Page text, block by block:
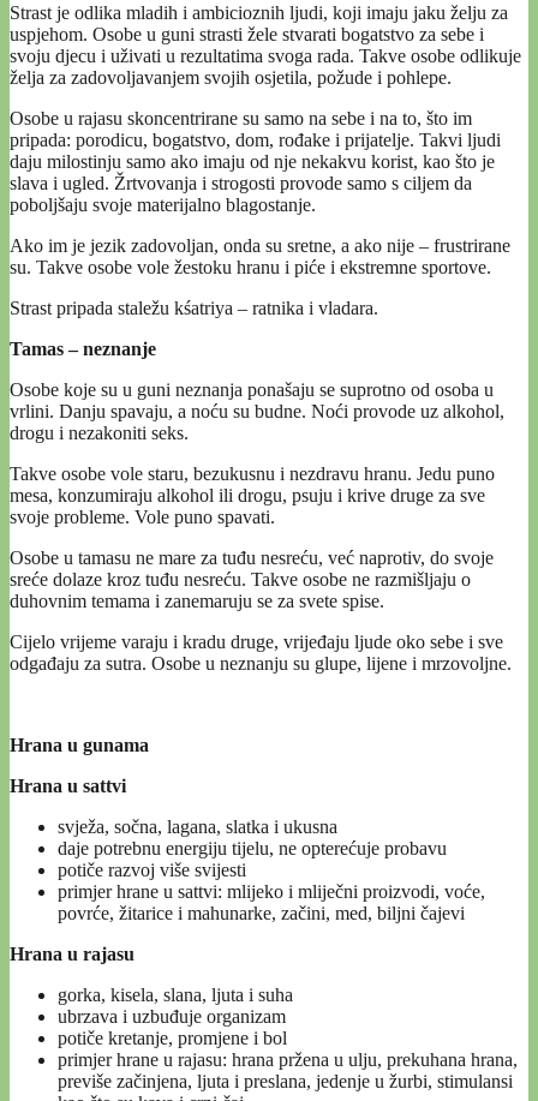
Strast je odlika mladih i ambicioznih ljudi, koji imaju jaku želju za
uspjehom. Osobe u guni strasti žele stvarati bogatstvo za sebe i
svoju djecu i uživati u rezultatima svoga rada. Takve osobe odlikuje
želja za zadovoljavanjem svojih osjetila, požude i pohlepe.
Osobe u rajasu skoncentrirane su samo na sebe i na to, što im
pripada: porodicu, bogatstvo, dom, rođake i prijatelje. Takvi ljudi
daju milostinju samo ako imaju od nje nekakvu korist, kao što je
slava i ugled. Žrtvovanja i strogosti provode samo s ciljem da
poboljšaju svoje materijalno blagostanje.
Ako im je jezik zadovoljan, onda su sretne, a ako nije – frustrirane
su. Takve osobe vole žestoku hranu i piće i ekstremne sportove.
Strast pripada staležu kśatriya – ratnika i vladara.
Tamas – neznanje
Osobe koje su u guni neznanja ponašaju se suprotno od osoba u
vrlini. Danju spavaju, a noću su budne. Noći provode uz alkohol,
drogu i nezakoniti seks.
Takve osobe vole staru, bezukusnu i nezdravu hranu. Jedu puno
mesa, konzumiraju alkohol ili drogu, psuju i krive druge za sve
svoje probleme. Vole puno spavati.
Osobe u tamasu ne mare za tuđu nesreću, već naprotiv, do svoje
sreće dolaze kroz tuđu nesreću. Takve osobe ne razmišljaju o
duhovnim temama i zanemaruju se za svete spise.
Cijelo vrijeme varaju i kradu druge, vrijeđaju ljude oko sebe i sve
odgađaju za sutra. Osobe u neznanju su glupe, lijene i mrzovoljne.
Hrana u gunama
Hrana u sattvi
svježa, sočna, lagana, slatka i ukusna
daje potrebnu energiju tijelu, ne opterećuje probavu
potiče razvoj više svijesti
primjer hrane u sattvi: mlijeko i mliječni proizvodi, voće,
povrće, žitarice i mahunarke, začini, med, biljni čajevi
Hrana u rajasu
gorka, kisela, slana, ljuta i suha
ubrzava i uzbuđuje organizam
potiče kretanje, promjene i bol
primjer hrane u rajasu: hrana pržena u ulju, prekuhana hrana,
previše začinjena, ljuta i preslana, jedenje u žurbi, stimulansi